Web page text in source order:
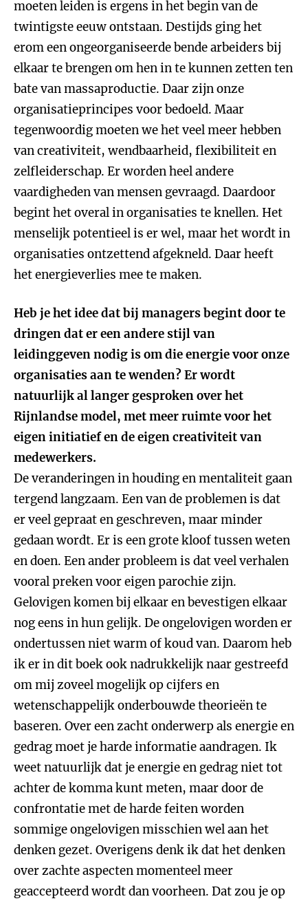
moeten leiden is ergens in het begin van de
twintigste eeuw ontstaan. Destijds ging het
erom een ongeorganiseerde bende arbeiders bij
elkaar te brengen om hen in te kunnen zetten ten
bate van massaproductie. Daar zijn onze
organisatieprincipes voor bedoeld. Maar
tegenwoordig moeten we het veel meer hebben
van creativiteit, wendbaarheid, flexibiliteit en
zelfleiderschap. Er worden heel andere
vaardigheden van mensen gevraagd. Daardoor
begint het overal in organisaties te knellen. Het
menselijk potentieel is er wel, maar het wordt in
organisaties ontzettend afgekneld. Daar heeft
het energieverlies mee te maken.
Heb je het idee dat bij managers begint door te
dringen dat er een andere stijl van
leidinggeven nodig is om die energie voor onze
organisaties aan te wenden? Er wordt
natuurlijk al langer gesproken over het
Rijnlandse model, met meer ruimte voor het
eigen initiatief en de eigen creativiteit van
medewerkers.
De veranderingen in houding en mentaliteit gaan
tergend langzaam. Een van de problemen is dat
er veel gepraat en geschreven, maar minder
gedaan wordt. Er is een grote kloof tussen weten
en doen. Een ander probleem is dat veel verhalen
vooral preken voor eigen parochie zijn.
Gelovigen komen bij elkaar en bevestigen elkaar
nog eens in hun gelijk. De ongelovigen worden er
ondertussen niet warm of koud van. Daarom heb
ik er in dit boek ook nadrukkelijk naar gestreefd
om mij zoveel mogelijk op cijfers en
wetenschappelijk onderbouwde theorieën te
baseren. Over een zacht onderwerp als energie en
gedrag moet je harde informatie aandragen. Ik
weet natuurlijk dat je energie en gedrag niet tot
achter de komma kunt meten, maar door de
confrontatie met de harde feiten worden
sommige ongelovigen misschien wel aan het
denken gezet. Overigens denk ik dat het denken
over zachte aspecten momenteel meer
geaccepteerd wordt dan voorheen. Dat zou je op